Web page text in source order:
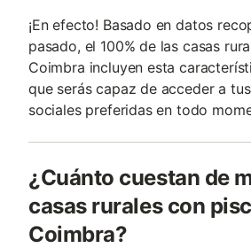
¡En efecto! Basado en datos
pasado, el 100% de las casas
Coimbra incluyen esta
que serás capaz de acceder a
sociales preferidas en todo
¿Cuánto cuestan de
casas rurales con
Coimbra?